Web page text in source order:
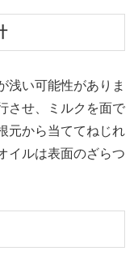
浅い可能性がありま
させ、ミルクを面で
元から当ててねじれ
イルは表面のざらつ